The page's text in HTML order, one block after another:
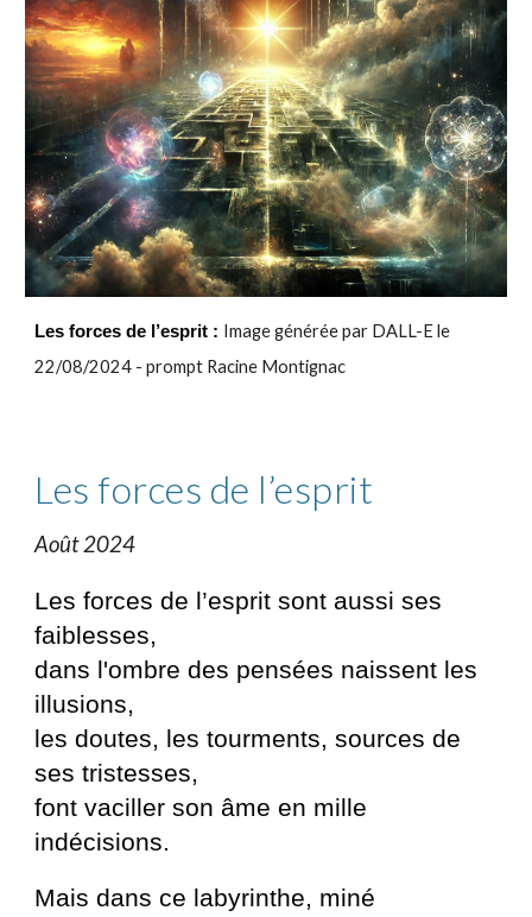
Les forces de l’esprit : Image générée par DALL-E le
22/08/2024 - prompt Racine Montignac
Les forces de l’esprit
Août 2024
Les forces de l’esprit sont aussi ses
faiblesses,
dans l'ombre des pensées naissent les
illusions,
les doutes, les tourments, sources de
ses tristesses,
font vaciller son âme en mille
indécisions.
Mais dans ce labyrinthe, miné